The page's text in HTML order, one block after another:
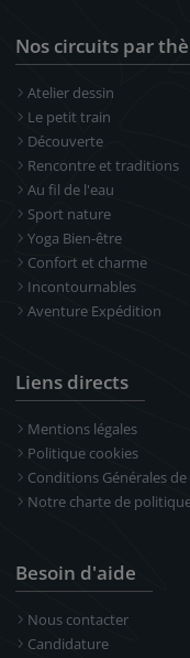
Nos circuits par
Atelier dessin
Le petit train
Découverte
Rencontre et traditions
Au fil de l'eau
Sport nature
Yoga Bien-être
Confort et charme
Incontournables
Aventure Expédition
Liens directs
Mentions légales
Politique cookies
Conditions Générales
Notre charte de
Besoin d'aide
Nous contacter
Candidature